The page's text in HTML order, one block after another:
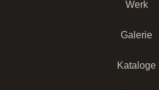
Werk
Galerie
Kataloge